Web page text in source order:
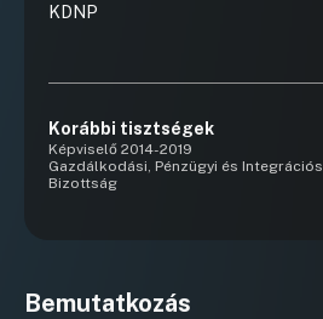
KDNP
Korábbi tisztségek
Képviselő 2014-2019
Gazdálkodási, Pénzügyi és Integrációs
Bizottság
Bemutatkozás